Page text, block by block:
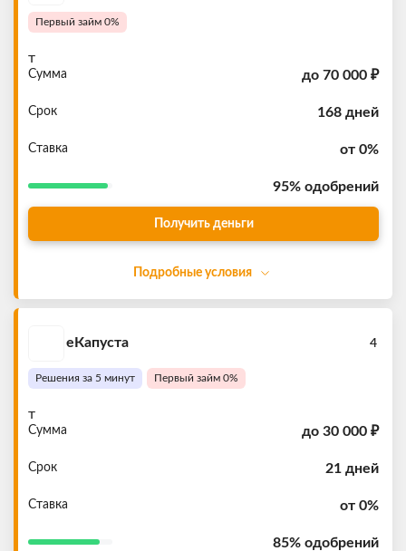
Первый займ 0%
т
Сумма до 70 000 ₽
Срок 168 дней
Ставка от 0%
95% одобрений
Получить деньги
Подробные условия
Решения за 5 минут Первый займ 0%
4
т
еКапуста
Сумма до 30 000 ₽
Срок 21 дней
Ставка от 0%
85% одобрений